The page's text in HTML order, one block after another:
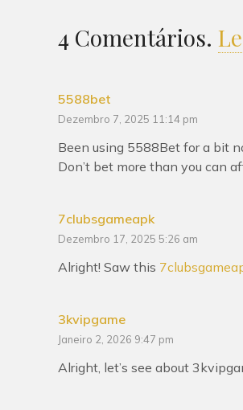
4 Comentários.
5588bet
Dezembro 7, 2025 11:14 pm
Been using 5588Bet for a bit
Don’t bet more than you can
7clubsgameapk
Dezembro 17, 2025 5:26 am
Alright! Saw this
3kvipgame
Janeiro 2, 2026 9:47 pm
Alright, let’s see about